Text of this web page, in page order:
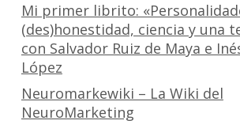
Mi primer librito:
(des)honestidad, ciencia y una
con Salvador Ruiz de Maya e
López
Neuromarkewiki – La Wiki del
NeuroMarketing